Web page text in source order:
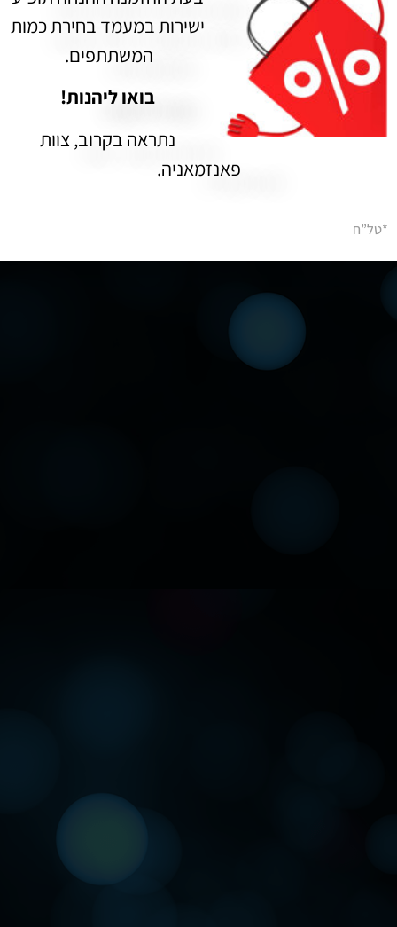
רק אצלנו חדר הבריחה זמין 7 ימים בשבוע 24 שעות ביממה –
בהזמנה מראש.
(ניתן קבוצות גדולות עד 35 משתתפים- טלפונית בלבד).
ישירות במעמד בחירת כמות
המשתתפים.
בואו ליהנות!
נתראה בקרוב, צוות
פאנזמאניה.
*טל”ח